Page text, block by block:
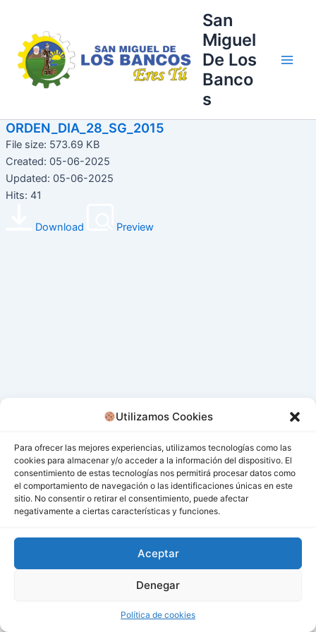
Utilizamos Cookies
Para ofrecer las mejores experiencias, utilizamos tecnologías como las
cookies para almacenar y/o acceder a la información del dispositivo. El
consentimiento de estas tecnologías nos permitirá procesar datos como
el comportamiento de navegación o las identificaciones únicas en este
sitio. No consentir o retirar el consentimiento, puede afectar
negativamente a ciertas características y funciones.
Aceptar
Denegar
Política de cookies
contenido
San
Miguel
De Los
Banco
s
ORDEN_DIA_28_SG_2015
File size: 573.69 KB
Created: 05-06-2025
Updated: 05-06-2025
Hits: 41
Download Preview
Todos los derechos © 2026 San Miguel De Los Bancos |